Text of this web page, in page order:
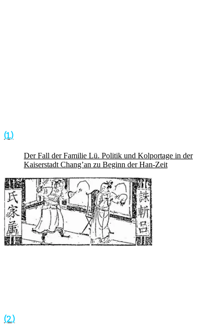
(1.)
Der Fall der Familie Lü. Politik und Kolportage in der
Kaiserstadt Chang’an zu Beginn der Han-Zeit
(2.)